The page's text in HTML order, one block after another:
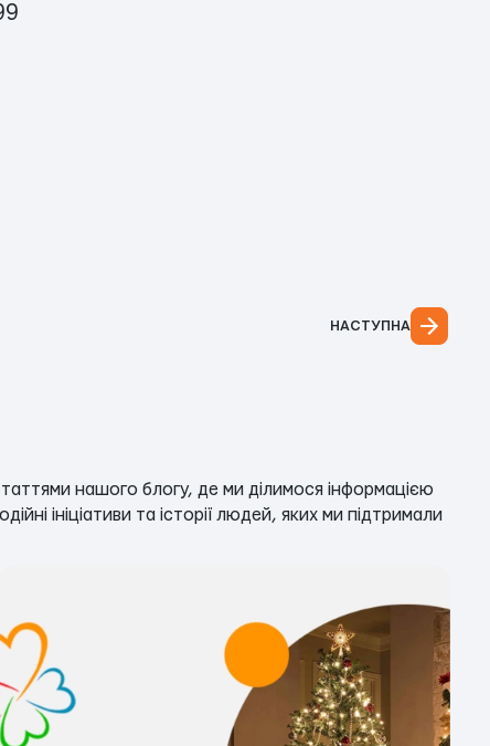
НАСТУПНА
нашого блогу, де ми ділимося інформацією
ініціативи та історії людей, яких ми підтримали